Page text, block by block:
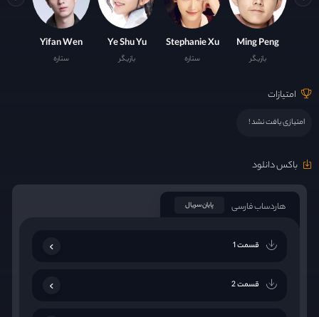
Ming Peng
بازیگر
Stephanie Xu
ستاره
Ye Shu Yu
بازیگر
Yifan Wen
ستاره
امتیازات
امتیازی یافت نشد !
باکس دانلود
هاردساب فارسی پایان سریال
قسمت 1
قسمت 2